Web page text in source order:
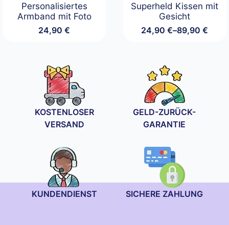
Personalisiertes
Armband mit Foto
24,90€
Superheld Kissen mit
Gesicht
24,90€–89,90€
Preisspanne:
KOSTENLOSER
VERSAND
GELD-ZURÜCK-
GARANTIE
KUNDENDIENST SICHERE ZAHLUNG